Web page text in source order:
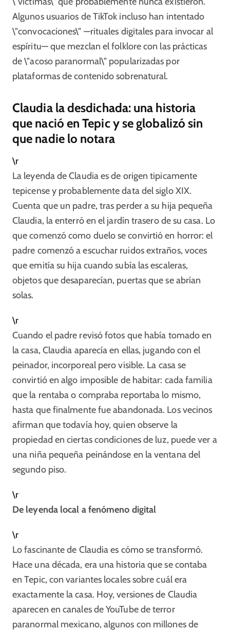
Algunos usuarios de TikTok incluso han intentado
\"convocaciones\" —rituales digitales para invocar al
espíritu— que mezclan el folklore con las prácticas
de \"acoso paranormal\" popularizadas por
plataformas de contenido sobrenatural.
Claudia la desdichada: una historia
que nació en Tepic y se globalizó sin
que nadie lo notara
\r
La leyenda de Claudia es de origen tipicamente
tepicense y probablemente data del siglo XIX.
Cuenta que un padre, tras perder a su hija pequeña
Claudia, la enterró en el jardín trasero de su casa. Lo
que comenzó como duelo se convirtió en horror: el
padre comenzó a escuchar ruidos extraños, voces
que emitía su hija cuando subía las escaleras,
objetos que desaparecían, puertas que se abrían
solas.​
\r
Cuando el padre revisó fotos que había tomado en
la casa, Claudia aparecía en ellas, jugando con el
peinador, incorporeal pero visible. La casa se
convirtió en algo imposible de habitar: cada familia
que la rentaba o compraba reportaba lo mismo,
hasta que finalmente fue abandonada. Los vecinos
afirman que todavía hoy, quien observe la
propiedad en ciertas condiciones de luz, puede ver a
una niña pequeña peinándose en la ventana del
segundo piso.​
\r
De leyenda local a fenómeno digital
\r
Lo fascinante de Claudia es cómo se transformó.
Hace una década, era una historia que se contaba
en Tepic, con variantes locales sobre cuál era
exactamente la casa. Hoy, versiones de Claudia
aparecen en canales de YouTube de terror
paranormal mexicano, algunos con millones de